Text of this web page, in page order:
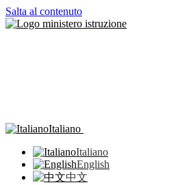
Salta al contenuto
Italiano
Italiano
English
中文